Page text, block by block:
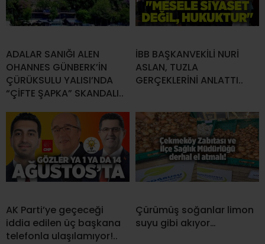
ADALAR SANIĞI ALEN
OHANNES GÜNBERK’İN
ÇÜRÜKSULU YALISI’NDA
“ÇİFTE ŞAPKA” SKANDALI..
İBB BAŞKANVEKİLİ NURİ
ASLAN, TUZLA
GERÇEKLERİNİ ANLATTI..
AK Parti’ye geçeceği
iddia edilen üç başkana
telefonla ulaşılamıyor!..
Çürümüş soğanlar limon
suyu gibi akıyor…